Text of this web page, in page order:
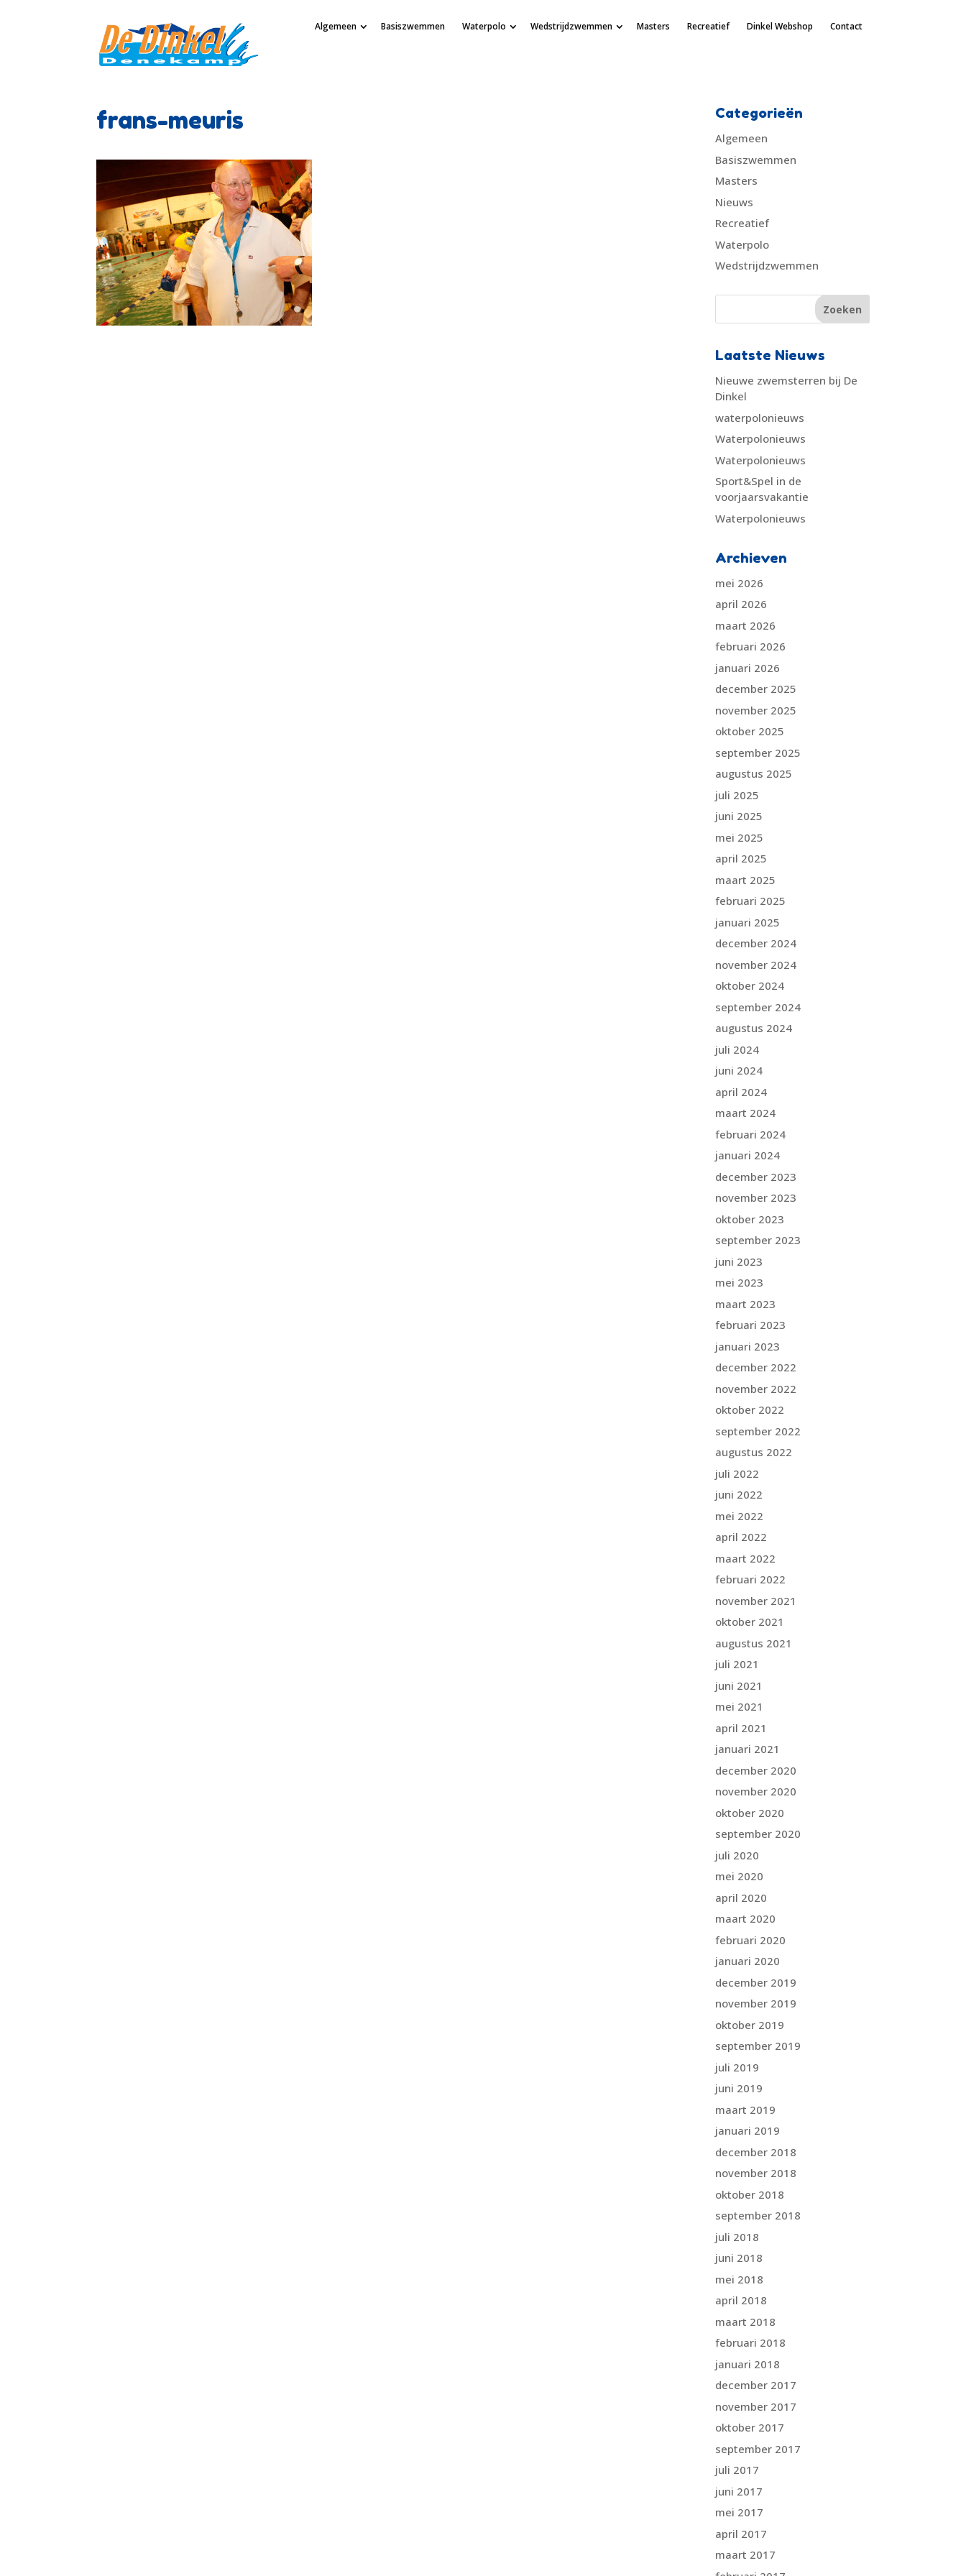
Algemeen Basiszwemmen Waterpolo Wedstrijdzwemmen Masters Recreatief Dinkel Webshop Contact
frans-meuris Categorieën
Algemeen
Basiszwemmen
Masters
Nieuws
Recreatief
Waterpolo
Wedstrijdzwemmen
Laatste Nieuws
Nieuwe zwemsterren bij De
Dinkel
waterpolonieuws
Waterpolonieuws
Waterpolonieuws
Sport&Spel in de
voorjaarsvakantie
Waterpolonieuws
Archieven
mei 2026
april 2026
maart 2026
februari 2026
januari 2026
december 2025
november 2025
oktober 2025
september 2025
augustus 2025
juli 2025
juni 2025
mei 2025
april 2025
maart 2025
februari 2025
januari 2025
december 2024
november 2024
oktober 2024
september 2024
augustus 2024
juli 2024
juni 2024
april 2024
maart 2024
februari 2024
januari 2024
december 2023
november 2023
oktober 2023
september 2023
juni 2023
mei 2023
maart 2023
februari 2023
januari 2023
december 2022
november 2022
oktober 2022
september 2022
augustus 2022
juli 2022
juni 2022
mei 2022
april 2022
maart 2022
februari 2022
november 2021
oktober 2021
augustus 2021
juli 2021
juni 2021
mei 2021
april 2021
januari 2021
december 2020
november 2020
oktober 2020
september 2020
juli 2020
mei 2020
april 2020
maart 2020
februari 2020
januari 2020
december 2019
november 2019
oktober 2019
september 2019
juli 2019
juni 2019
maart 2019
januari 2019
december 2018
november 2018
oktober 2018
september 2018
juli 2018
juni 2018
mei 2018
april 2018
maart 2018
februari 2018
januari 2018
december 2017
november 2017
oktober 2017
september 2017
juli 2017
juni 2017
mei 2017
april 2017
maart 2017